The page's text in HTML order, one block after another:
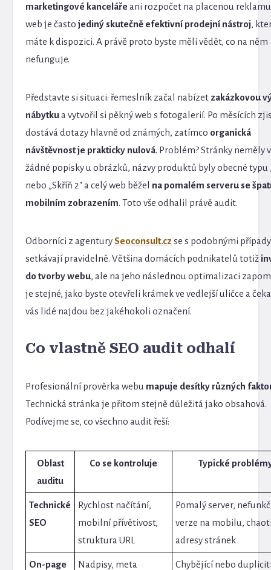
marketingové kanceláře ani rozpočet na placenou
web je častojediný skutečně efektivní prodejní nástroj,
máte k dispozici. A právě proto byste měli vědět, co na něm
nefunguje.
Představte si situaci: řemeslník začal nabízet zakázkovou
nábytkua vytvořil si pěkný web s fotogalerií. Po měsících
dostává dotazy hlavně od známých, zatímco organická
návštěvnost je prakticky nulová. Problém? Stránky neměly
žádné popisky u obrázků, názvy produktů byly obecné typu
nebo „Skříň 2" a celý web běžel na pomalém serveru se
mobilním zobrazením. Toto vše odhalil právě audit.
Odborníci z agenturySeoconsult.cz se s podobnými případy
setkávají pravidelně. Většina domácích podnikatelů totiž
do tvorby webu, ale na jeho následnou optimalizaci
je stejné, jako byste otevřeli krámek ve vedlejší uličce a
vás lidé najdou bez jakéhokoli označení.
Co vlastně SEO audit odhalí
Profesionální prověrka webu mapuje desítky různých
Technická stránka je přitom stejně důležitá jako obsahová.
Podívejme se, co všechno audit řeší:
Oblast
auditu
Co se kontroluje Typické
Technické
SEO
Rychlost načítání,
mobilní přívětivost,
struktura URL
Pomalý server,
verze na mobilu,
adresy stránek
On-page
Nadpisy, meta
Chybějící nebo